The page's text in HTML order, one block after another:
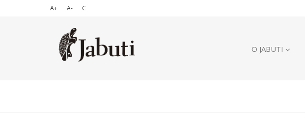
A+ A- C
O JABUTI